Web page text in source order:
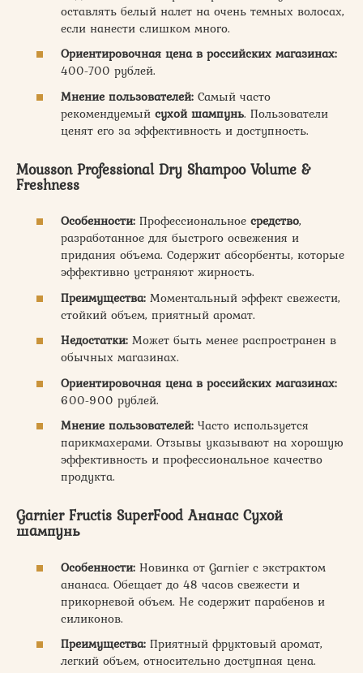
оставлять белый налет на очень темных волосах,
если нанести слишком много.
Ориентировочная цена в российских магазинах:
400-700 рублей.
Мнение пользователей: Самый часто
рекомендуемый сухой шампунь. Пользователи
ценят его за эффективность и доступность.
Mousson Professional Dry Shampoo Volume &
Freshness
Особенности: Профессиональное средство,
разработанное для быстрого освежения и
придания объема. Содержит абсорбенты, которые
эффективно устраняют жирность.
Преимущества: Моментальный эффект свежести,
стойкий объем, приятный аромат.
Недостатки: Может быть менее распространен в
обычных магазинах.
Ориентировочная цена в российских магазинах:
600-900 рублей.
Мнение пользователей: Часто используется
парикмахерами. Отзывы указывают на хорошую
эффективность и профессиональное качество
продукта.
Garnier Fructis SuperFood Ананас Сухой
шампунь
Особенности: Новинка от Garnier с экстрактом
ананаса. Обещает до 48 часов свежести и
прикорневой объем. Не содержит парабенов и
силиконов.
Преимущества: Приятный фруктовый аромат,
легкий объем, относительно доступная цена.